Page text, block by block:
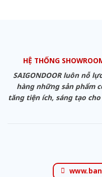
HỆ THỐNG
SAIGONDOOR luôn nỗ
hàng những sản phẩm
tăng tiện ích, sáng tạo